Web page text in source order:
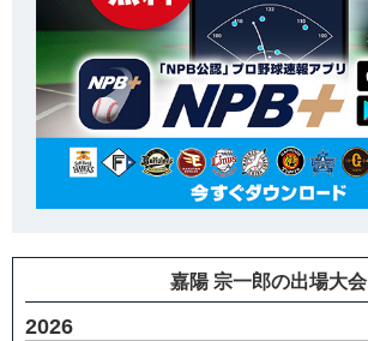
嘉陽 宗一郎の出場大会
2026